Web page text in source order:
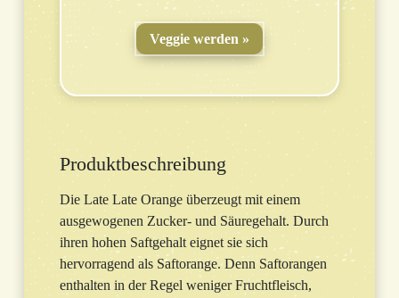
Veggie werden
Produktbeschreibung
Die Late Late Orange überzeugt mit einem
ausgewogenen Zucker- und Säuregehalt. Durch
ihren hohen Saftgehalt eignet sie sich
hervorragend als Saftorange. Denn Saftorangen
enthalten in der Regel weniger Fruchtfleisch,